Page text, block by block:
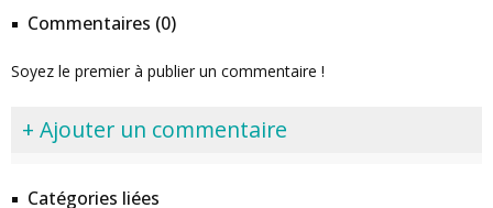
Commentaires (0)
Soyez le premier à publier un commentaire !
+ Ajouter un commentaire
Catégories liées